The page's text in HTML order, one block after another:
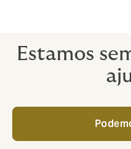
Estamos